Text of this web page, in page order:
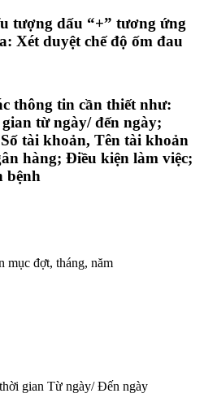
tượng dấu “+” tương ứng
Xét duyệt chế độ ốm đau
thông tin cần thiết như:
từ ngày/ đến ngày;
tài khoản, Tên tài khoản
hàng; Điều kiện làm việc;
bệnh
mục đợt, tháng, năm
gian Từ ngày/ Đến ngày